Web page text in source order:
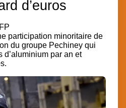
d’euros
participation minoritaire de
du groupe Pechiney qui
d’aluminium par an et